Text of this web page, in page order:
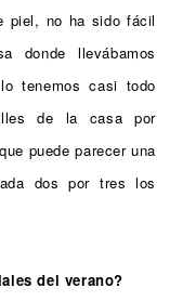
piel, no ha sido fácil
donde llevábamos
tenemos casi todo
de la casa por
puede parecer una
dos por tres los
del verano?